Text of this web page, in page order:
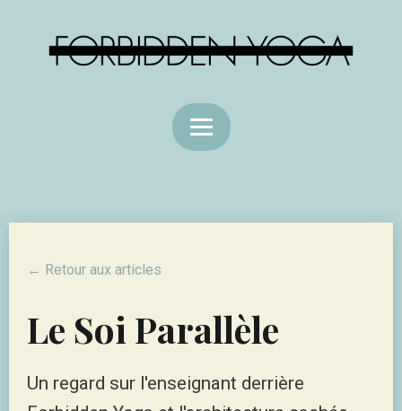
← Retour aux articles
Le Soi Parallèle
Un regard sur l'enseignant derrière